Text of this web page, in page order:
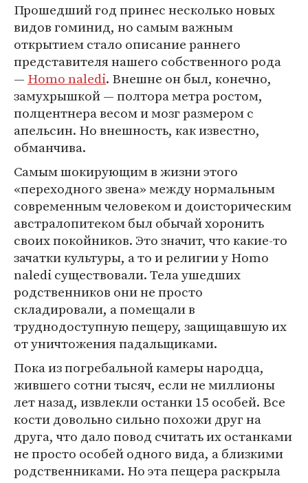
Прошедший год принес несколько новых
видов гоминид, но самым важным
открытием стало описание раннего
представителя нашего собственного рода
— Homo naledi. Внешне он был, конечно,
замухрышкой — полтора метра ростом,
полцентнера весом и мозг размером с
апельсин. Но внешность, как известно,
обманчива.
Самым шокирующим в жизни этого
«переходного звена» между нормальным
современным человеком и доисторическим
австралопитеком был обычай хоронить
своих покойников. Это значит, что какие-то
зачатки культуры, а то и религии у Homo
naledi существовали. Тела ушедших
родственников они не просто
складировали, а помещали в
труднодоступную пещеру, защищавшую их
от уничтожения падальщиками.
Пока из погребальной камеры народца,
жившего сотни тысяч, если не миллионы
лет назад, извлекли останки 15 особей. Все
кости довольно сильно похожи друг на
друга, что дало повод считать их останками
не просто особей одного вида, а близкими
родственниками. Но эта пещера раскрыла